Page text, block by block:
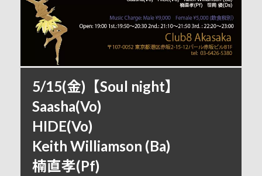
5/15(金)【Soul night】
Saasha(Vo)
HIDE(Vo)
Keith Williamson (Ba)
楠直孝(Pf)